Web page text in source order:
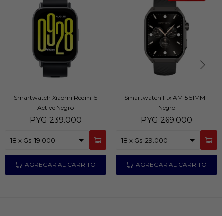
Smartwatch Xiaomi Redmi 5
Active Negro
PYG 239.000
Smartwatch Ftx AM15 51MM -
Negro
PYG 269.000